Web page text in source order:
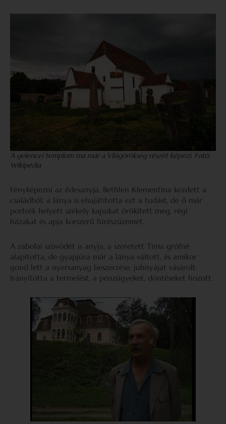
A gelencei templom ma már a Világörökség részét képezi. Fotó:
Wikipédia
Fényképezni az édesanyja, Bethlen Klementina kezdett a
családból, a lánya is elsajátította ezt a tudást, de ő már
portrék helyett székely kapukat örökített meg, régi
házakat és apja korszerű fűrészüzemét.
A zabolai szövödét is anyja, a szeretett Tima grófné
alapította, de gyapjúra már a lánya váltott, és amikor
gond lett a nyersanyag beszerzése, juhnyájat vásárolt.
Irányította a termelést, a pénzügyeket, döntéseket hozott.